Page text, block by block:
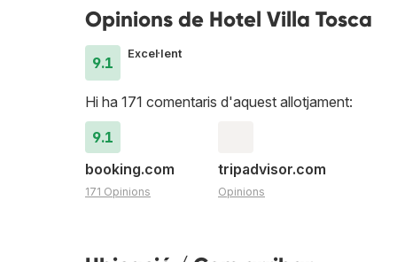
Opinions de Hotel Villa Tosca
9.1
Excel·lent
Hi ha 171 comentaris d'aquest allotjament:
9.1
booking.com
171 Opinions
tripadvisor.com
Opinions